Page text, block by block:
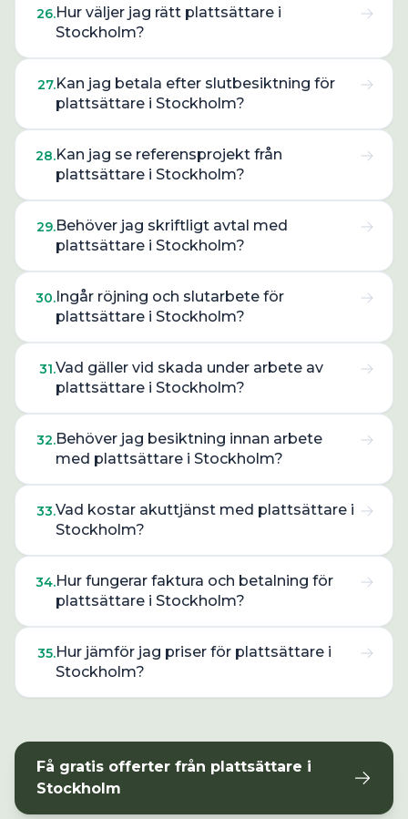
26.Hur väljer jag rätt plattsättare i
Stockholm?
27.Kan jag betala efter slutbesiktning för
plattsättare i Stockholm?
28.Kan jag se referensprojekt från
plattsättare i Stockholm?
29.Behöver jag skriftligt avtal med
plattsättare i Stockholm?
30.Ingår röjning och slutarbete för
plattsättare i Stockholm?
31.Vad gäller vid skada under arbete av
plattsättare i Stockholm?
32.Behöver jag besiktning innan arbete
med plattsättare i Stockholm?
33.Vad kostar akuttjänst med plattsättare i
Stockholm?
34.Hur fungerar faktura och betalning för
plattsättare i Stockholm?
35.Hur jämför jag priser för plattsättare i
Stockholm?
Få gratis offerter från plattsättare i
Stockholm